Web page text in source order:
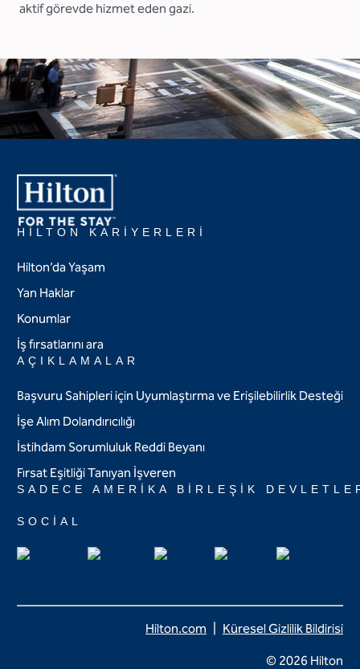
aktif görevde hizmet eden gazi.
HILTON KARIYERLERI
Hilton’da Yaşam
Yan Haklar
Konumlar
İş fırsatlarını ara
AÇIKLAMALAR
Başvuru Sahipleri için Uyumlaştırma ve Erişilebilirlik Desteği
İşe Alım Dolandırıcılığı
İstihdam Sorumluluk Reddi Beyanı
Fırsat Eşitliği Tanıyan İşveren
SADECE AMERIKA BIRLEŞIK
SOCIAL
Hilton.com Küresel Gizlilik Bildirisi
© 2026 Hilton